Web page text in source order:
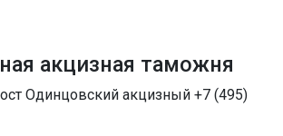
акцизная таможня
Одинцовский акцизный +7 (495)